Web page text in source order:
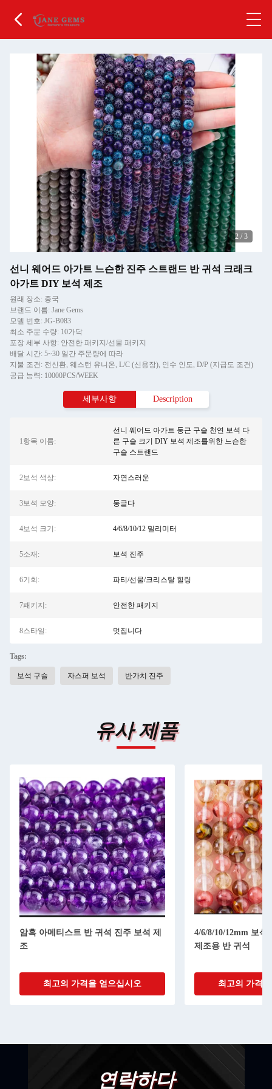
2 / 3
선니 웨어드 아가트 느슨한 진주 스트랜드 반 귀석 크래크
아가트 DIY 보석 제조
원래 장소: 중국
브랜드 이름: Jane Gems
모델 번호: JG-B083
최소 주문 수량: 10가닥
포장 세부 사항: 안전한 패키지/선물 패키지
배달 시간: 5~30 일간 주문량에 따라
지불 조건: 전신환, 웨스턴 유니온, L/C (신용장), 인수 인도, D/P (지급도 조건)
공급 능력: 10000PCS/WEEK
세부사항 Description
1항목 이름:
선니 웨어드 아가트 둥근 구슬 천연 보석 다
른 구슬 크기 DIY 보석 제조를위한 느슨한
구슬 스트랜드
2보석 색상: 자연스러운
3보석 모양: 둥글다
4보석 크기: 4/6/8/10/12 밀리미터
5소재: 보석 진주
6기회: 파티/선물/크리스탈 힐링
7패키지: 안전한 패키지
8스타일: 멋집니다
Tags:
보석 구슬 자스퍼 보석 반가치 진주
유사 제품
암흑 아메티스트 반 귀석 진주 보석 제
조
최고의 가격을 얻으십시오
4/6/8/10/12mm 보석
제조용 반 귀석
최고의 가격
연락하다